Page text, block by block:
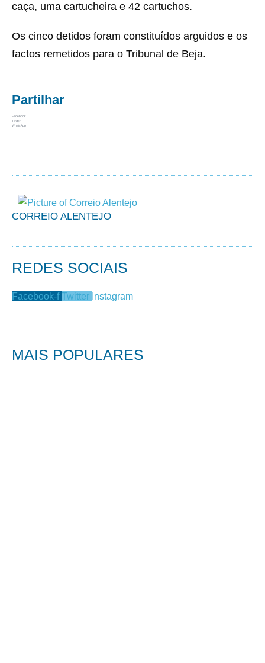
caça, uma cartucheira e 42 cartuchos.
Os cinco detidos foram constituídos arguidos e os
factos remetidos para o Tribunal de Beja.
Partilhar
Facebook
Twitter
WhatsApp
CORREIO ALENTEJO
REDES SOCIAIS
Facebook-f Twitter Instagram
MAIS POPULARES